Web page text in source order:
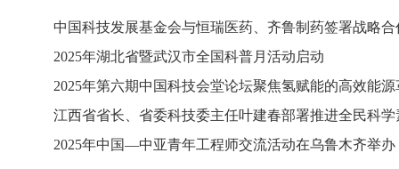
中国科技发展基金会与恒瑞医药、齐鲁制药签署战略合
2025年湖北省暨武汉市全国科普月活动启动
2025年第六期中国科技会堂论坛聚焦氢赋能的高效能源
江西省省长、省委科技委主任叶建春部署推进全民科
2025年中国—中亚青年工程师交流活动在乌鲁木齐举办